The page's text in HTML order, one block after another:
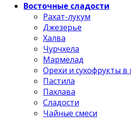
Восточные сладости
Рахат-лукум
Джезерье
Халва
Чурчхела
Мармелад
Орехи и сухофрукты в
Пастила
Пахлава
Сладости
Чайные смеси